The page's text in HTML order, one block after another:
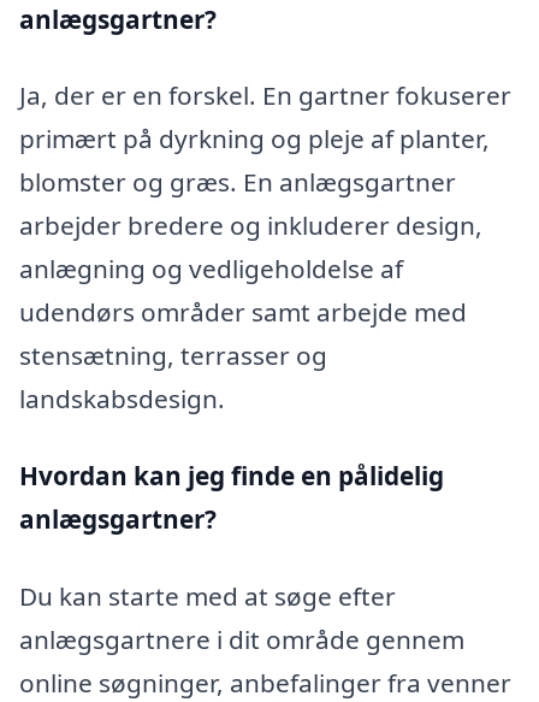
anlægsgartner?
Ja, der er en forskel. En gartner fokuserer
primært på dyrkning og pleje af planter,
blomster og græs. En anlægsgartner
arbejder bredere og inkluderer design,
anlægning og vedligeholdelse af
udendørs områder samt arbejde med
stensætning, terrasser og
landskabsdesign.
Hvordan kan jeg finde en pålidelig
anlægsgartner?
Du kan starte med at søge efter
anlægsgartnere i dit område gennem
online søgninger, anbefalinger fra venner